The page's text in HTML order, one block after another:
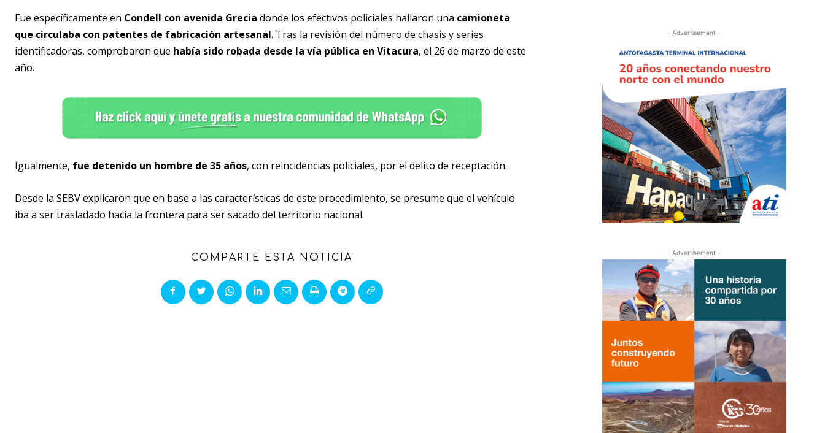
Fue específicamente en Condell con avenida Grecia donde los efectivos policiales hallaron una camioneta
que circulaba con patentes de fabricación artesanal. Tras la revisión del número de chasis y series
identificadoras, comprobaron que había sido robada desde la vía pública en Vitacura, el 26 de marzo de este
año.
Igualmente, fue detenido un hombre de 35 años, con reincidencias policiales, por el delito de receptación.
Desde la SEBV explicaron que en base a las características de este procedimiento, se presume que el vehículo
iba a ser trasladado hacia la frontera para ser sacado del territorio nacional.
COMPARTE ESTA NOTICIA
- Advertisement -
- Advertisement -